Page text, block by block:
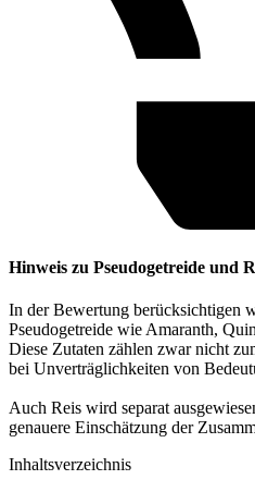
Hinweis zu Pseudogetreide und
In der Bewertung berücksichtigen
Pseudogetreide wie Amaranth,
Diese Zutaten zählen zwar nicht
bei Unverträglichkeiten von
Auch Reis wird separat
genauere Einschätzung der
Inhaltsverzeichnis​